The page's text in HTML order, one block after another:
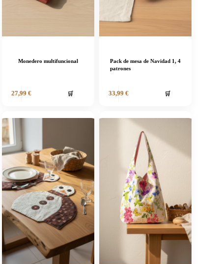
Monedero multifuncional
27,99 € 🛒
Pack de mesa de Navidad 1, 4
patrones
33,99 € 🛒